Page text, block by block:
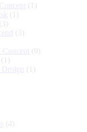
(1)
(1)
(3)
(3)
(9)
(1)
(1)
(4)